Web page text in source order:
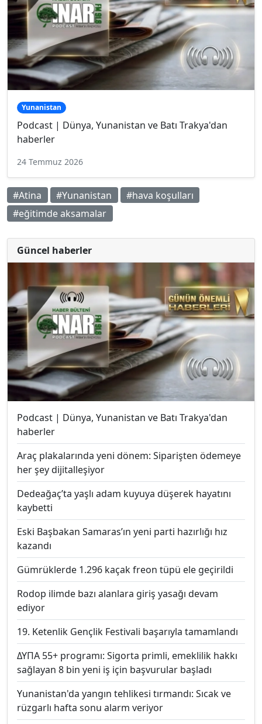
Yunanistan
Podcast | Dünya, Yunanistan ve Batı Trakya'dan
haberler
24 Temmuz 2026
#Atina #Yunanistan
#hava koşulları
#eğitimde aksamalar
Güncel haberler
Podcast | Dünya, Yunanistan ve Batı Trakya'dan
haberler
Araç plakalarında yeni dönem: Siparişten ödemeye
her şey dijitalleşiyor
Dedeağaç’ta yaşlı adam kuyuya düşerek hayatını
kaybetti
Eski Başbakan Samaras’ın yeni parti hazırlığı hız
kazandı
Gümrüklerde 1.296 kaçak freon tüpü ele geçirildi
Rodop ilimde bazı alanlara giriş yasağı devam
ediyor
19. Ketenlik Gençlik Festivali başarıyla tamamlandı
ΔΥΠΑ 55+ programı: Sigorta primli, emeklilik hakkı
sağlayan 8 bin yeni iş için başvurular başladı
Yunanistan'da yangın tehlikesi tırmandı: Sıcak ve
rüzgarlı hafta sonu alarm veriyor